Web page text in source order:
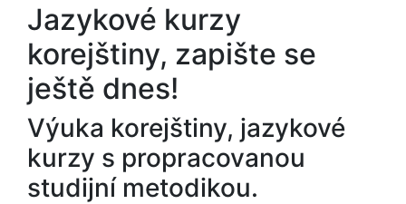
Jazykové kurzy
korejštiny, zapište se
ještě dnes!
Výuka korejštiny, jazykové
kurzy s propracovanou
studijní metodikou.